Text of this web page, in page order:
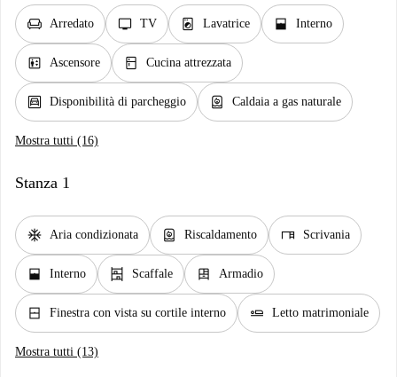
chair Arredato tv TV local_laundry_service Lavatrice window_open Interno
elevator Ascensore kitchen Cucina attrezzata
garage Disponibilità di parcheggio water_heater Caldaia a gas naturale
Mostra tutti (16)
Stanza 1
ac_unit Aria condizionata water_heater Riscaldamento desk Scrivania
window_open Interno shelves Scaffale dresser Armadio
window_closed Finestra con vista su cortile interno airline_seat_flat Letto matrimoniale
Mostra tutti (13)